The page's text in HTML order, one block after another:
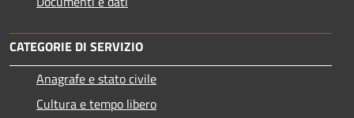
CATEGORIE DI SERVIZIO
Anagrafe e stato civile
Cultura e tempo libero